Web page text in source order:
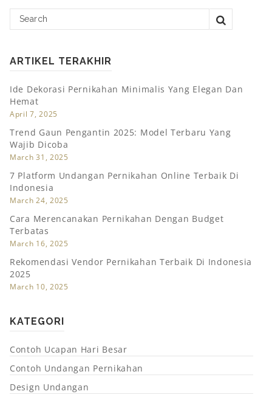
ARTIKEL TERAKHIR
Ide Dekorasi Pernikahan Minimalis Yang Elegan Dan
Hemat
April 7, 2025
Trend Gaun Pengantin 2025: Model Terbaru Yang
Wajib Dicoba
March 31, 2025
7 Platform Undangan Pernikahan Online Terbaik Di
Indonesia
March 24, 2025
Cara Merencanakan Pernikahan Dengan Budget
Terbatas
March 16, 2025
Rekomendasi Vendor Pernikahan Terbaik Di Indonesia
2025
March 10, 2025
KATEGORI
Contoh Ucapan Hari Besar
Contoh Undangan Pernikahan
Design Undangan